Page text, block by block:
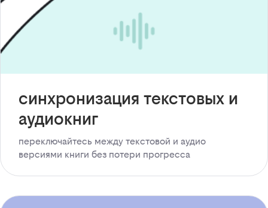
синхронизация текстовых и
аудиокниг
переключайтесь между текстовой и аудио
версиями книги без потери прогресса